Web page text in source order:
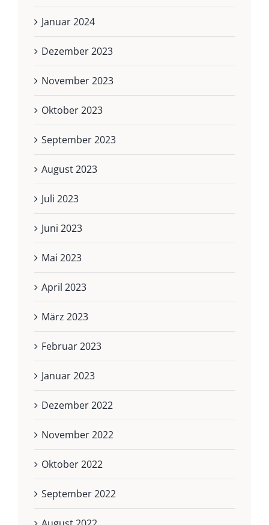
Januar 2024
Dezember 2023
November 2023
Oktober 2023
September 2023
August 2023
Juli 2023
Juni 2023
Mai 2023
April 2023
März 2023
Februar 2023
Januar 2023
Dezember 2022
November 2022
Oktober 2022
September 2022